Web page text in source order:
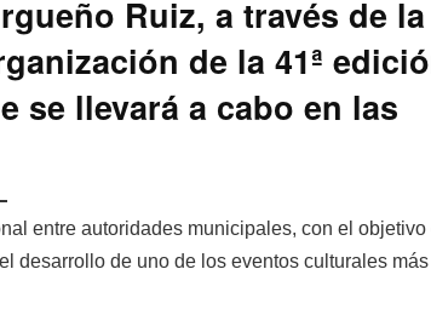
Ruiz, a través de la
de la 41ª
se llevará a cabo en las
entre autoridades municipales, con el objetivo
desarrollo de uno de los eventos culturales más